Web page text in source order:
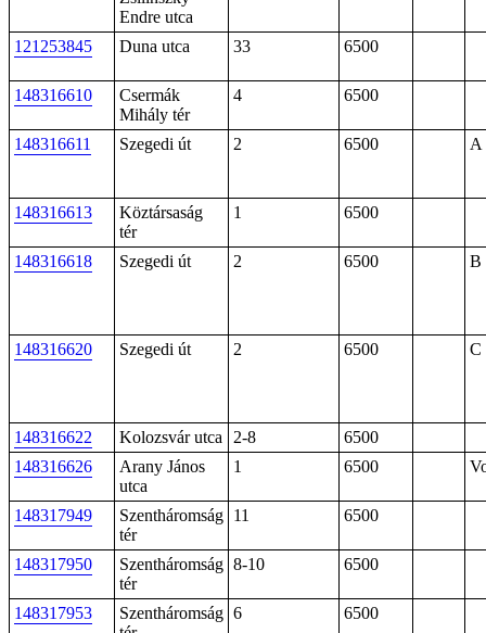
Endre utca
121253845 Duna utca 33 6500
148316610
Csermák
Mihály tér
4 6500
148316611 Szegedi út 2 6500 A
148316613
Köztársaság
tér
1 6500
148316618 Szegedi út 2 6500 B
148316620 Szegedi út 2 6500 C
148316622 Kolozsvár utca 2-8
6500
148316626
Arany János
utca
1 6500
148317949
Szentháromság
tér
11 6500
148317950
Szentháromság
tér
8-10 6500
148317953
Szentháromság 6 6500